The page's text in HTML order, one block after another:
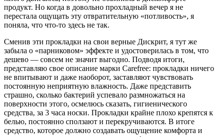
продукт. Но когда в довольно прохладный вечер я не
перестала ощущать эту отвратительную «потливость», я
поняла, что что-то здесь не так.
Сменив эти прокладки на свои верные Дискрит, я тут же
забыла о «парниковом» эффекте и удостоверилась в том, что
дешево — совсем не значит выгодно. Подводя итоги,
представляю свое описание марки Carefree: прокладки ничего
не впитывают и даже наоборот, заставляют чувствовать
постоянную неприятную влажность. Даже представить
страшно, сколько бактерий успевало размножаться на
поверхности этого, осмелюсь сказать, гигиенического
средства, за 3 часа носки. Прокладки крайне плохо крепятся к
белью, постоянно сползают и перекручиваются. В итоге
средство, которое должно создавать ощущение комфорта и